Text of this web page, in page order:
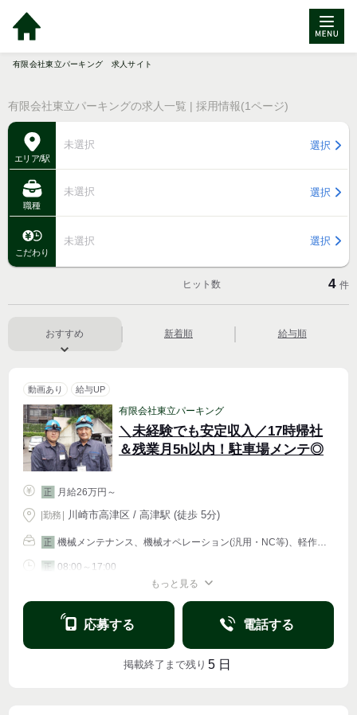
有限会社東立パーキング 求人サイト
有限会社東立パーキングの求人一覧 | 採用情報(1ページ)
エリア/駅
未選択 選択
職種
未選択 選択
こだわり
未選択 選択
ヒット数 4 件
おすすめ 新着順 給与順
動画あり 給与UP
有限会社東立パーキング
＼未経験でも安定収入／17時帰社
＆残業月5h以内！駐車場メンテ◎
正 月給26万円～
|勤務 川崎市高津区 / 高津駅 (徒歩 5分)
正 機械メンテナンス、機械オペレーション(汎用・NC等)、軽作業・物流その他
正 08:00～17:00
もっと見る
応募する 電話する
掲載終了まで残り 5 日